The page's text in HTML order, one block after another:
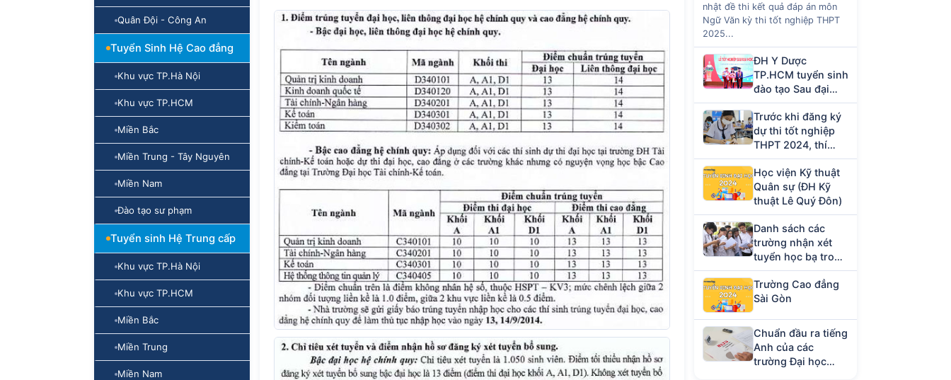
Quân Đội - Công An
Tuyển Sinh Hệ Cao đẳng
Khu vực TP.Hà Nội
Khu vực TP.HCM
Miền Bắc
Miền Trung - Tây Nguyên
Miền Nam
Đào tạo sư phạm
Tuyển sinh Hệ Trung cấp
Khu vực TP.Hà Nội
Khu vực TP.HCM
Miền Bắc
Miền Trung
Miền Nam
nhật đề thi kết quả đáp án môn
Ngữ Văn kỳ thi tốt nghiệp THPT
2025...
ĐH Y Dược
TP.HCM tuyển sinh
đào tạo Sau đại
học năm 2023
Trước khi đăng ký
dự thi tốt nghiệp
THPT 2024, thí
sinh cần chuẩn bị
giấy tờ gì?
Học viện Kỹ thuật
Quân sự (ĐH Kỹ
thuật Lê Quý Đôn)
Danh sách các
trường nhận xét
tuyển học bạ trong
tháng 4/2024
Trường Cao đẳng
Sài Gòn
Chuẩn đầu ra tiếng
Anh của các
trường Đại học